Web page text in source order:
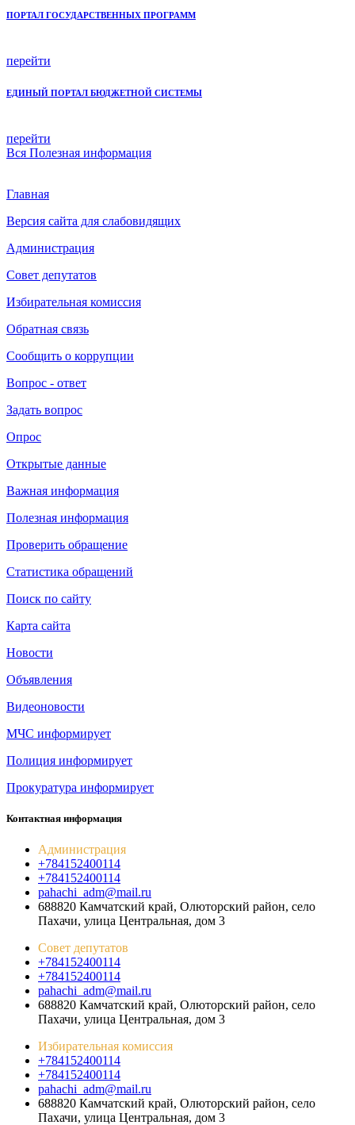
ПОРТАЛ ГОСУДАРСТВЕННЫХ ПРОГРАММ
перейти
ЕДИНЫЙ ПОРТАЛ БЮДЖЕТНОЙ СИСТЕМЫ
перейти
Вся Полезная информация
Главная
Версия сайта для слабовидящих
Администрация
Совет депутатов
Избирательная комиссия
Обратная связь
Сообщить о коррупции
Вопрос - ответ
Задать вопрос
Опрос
Открытые данные
Важная информация
Полезная информация
Проверить обращение
Статистика обращений
Поиск по сайту
Карта сайта
Новости
Объявления
Видеоновости
МЧС информирует
Полиция информирует
Прокуратура информирует
Контактная информация
Администрация
+784152400114
+784152400114
pahachi_adm@mail.ru
688820 Камчатский край, Олюторский район, село
Пахачи, улица Центральная, дом 3
Совет депутатов
+784152400114
+784152400114
pahachi_adm@mail.ru
688820 Камчатский край, Олюторский район, село
Пахачи, улица Центральная, дом 3
Избирательная комиссия
+784152400114
+784152400114
pahachi_adm@mail.ru
688820 Камчатский край, Олюторский район, село
Пахачи, улица Центральная, дом 3